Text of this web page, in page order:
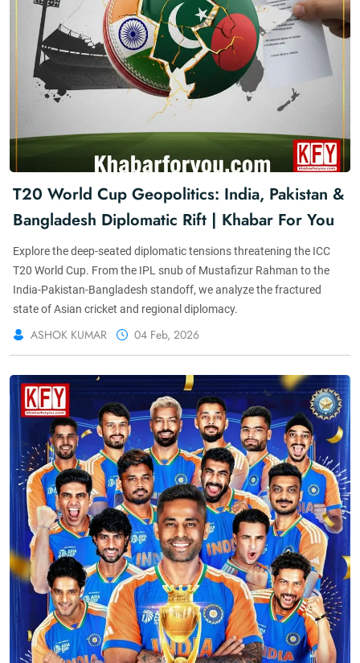
T20 World Cup Geopolitics: India, Pakistan &
Bangladesh Diplomatic Rift | Khabar For You
Explore the deep-seated diplomatic tensions threatening the ICC
T20 World Cup. From the IPL snub of Mustafizur Rahman to the
India-Pakistan-Bangladesh standoff, we analyze the fractured
state of Asian cricket and regional diplomacy.
ASHOK KUMAR 04 Feb, 2026